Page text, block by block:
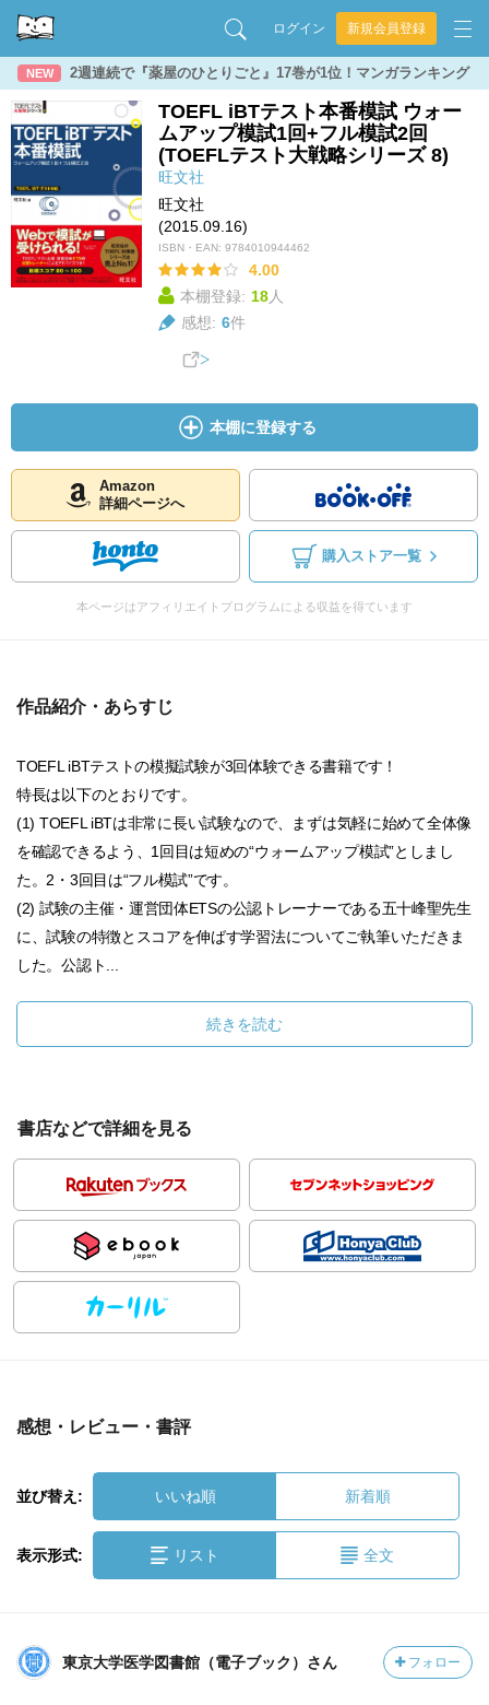
ログイン 新規会員登録
NEW 2週連続で『薬屋のひとりごと』17巻が1位！マンガランキング
TOEFL iBTテスト本番模試 ウォー
ムアップ模試1回+フル模試2回
(TOEFLテスト大戦略シリーズ 8)
旺文社
旺文社
(2015.09.16)
ISBN・EAN: 9784010944462
4.00
本棚登録: 18人
感想: 6件
本棚に登録する
Amazon
詳細ページへ
購入ストア一覧
本ページはアフィリエイトプログラムによる収益を得ています
作品紹介・あらすじ
TOEFL iBTテストの模擬試験が3回体験できる書籍です！
特長は以下のとおりです。
(1) TOEFL iBTは非常に長い試験なので、まずは気軽に始めて全体像
を確認できるよう、1回目は短めの“ウォームアップ模試”としまし
た。2・3回目は“フル模試”です。
(2) 試験の主催・運営団体ETSの公認トレーナーである五十峰聖先生
に、試験の特徴とスコアを伸ばす学習法についてご執筆いただきま
した。公認ト...
続きを読む
書店などで詳細を見る
感想・レビュー・書評
並び替え: いいね順 新着順
表示形式: リスト 全文
東京大学医学図書館（電子ブック）さん フォロー